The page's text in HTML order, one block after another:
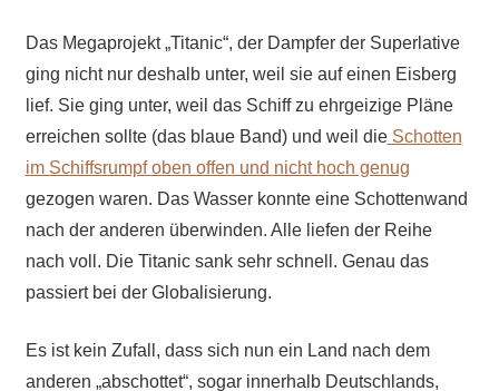
Das Megaprojekt „Titanic“, der Dampfer der Superlative
ging nicht nur deshalb unter, weil sie auf einen Eisberg
lief. Sie ging unter, weil das Schiff zu ehrgeizige Pläne
erreichen sollte (das blaue Band) und weil dieSchotten
im Schiffsrumpfoben offen und nicht hoch genug
gezogen waren. Das Wasser konnte eine Schottenwand
nach der anderen überwinden. Alle liefen der Reihe
nach voll. Die Titanic sank sehr schnell. Genau das
passiert bei der Globalisierung.
Es ist kein Zufall, dass sich nun ein Land nach dem
anderen „abschottet“, sogar innerhalb Deutschlands,